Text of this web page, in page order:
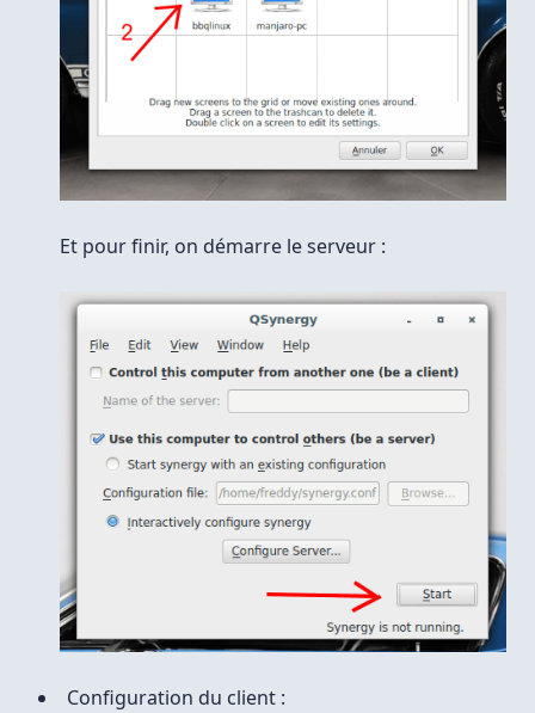
Et pour finir, on démarre le serveur :
Configuration du client :